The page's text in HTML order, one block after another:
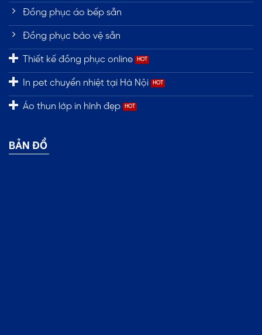
Đồng phục áo bếp sẵn
Đồng phục bảo vệ sẵn
Thiết kế đồng phục online
In pet chuyển nhiệt tại Hà Nội
Áo thun lớp in hình đẹp
BẢN ĐỒ